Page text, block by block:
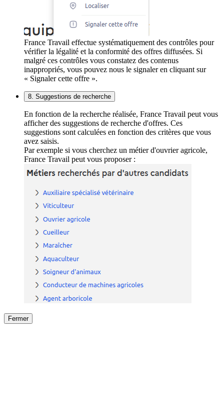
France Travail effectue systématiquement des contrôles pour
vérifier la légalité et la conformité des offres diffusées. Si
malgré ces contrôles vous constatez des contenus
inappropriés, vous pouvez nous le signaler en cliquant sur
« Signaler cette offre ».
8. Suggestions de recherche
En fonction de la recherche réalisée, France Travail peut vous
afficher des suggestions de recherche d'offres. Ces
suggestions sont calculées en fonction des critères que vous
avez saisis.
Par exemple si vous cherchez un métier d'ouvrier agricole,
France Travail peut vous proposer :
Fermer